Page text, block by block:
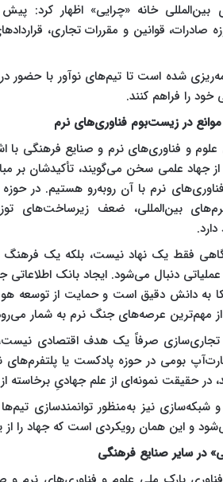
بین‌المللی خانه «چرایی» اظهار کرد:
صادرات، قوانین و مقررات تجاری،
شده است تا تیم‌های نوآور با حضور
خود را فراهم کنند.
در زیست‌بوم فناوری‌های نرم
و فناوری‌های نرم و صنایع فرهنگی با
جهاد علمی سخن می‌گویند، تأکیدشان بر
نرم با آن روبه‌رو هستیم. در
بین‌المللی، ضعف زیرساخت‌های
فقط یک نهاد نیست، بلکه یک
دنبال می‌شود. ایجاد بانک اطلاعاتی
به دانش دقیق است و حمایت از توسعه
از مهم‌ترین عرصه‌های جنگ نرم به شمار
تجاری‌سازی صرفاً یک هدف اقتصادی
بومی در حوزه پادکست یا پلتفرم‌های
در حقیقت نمونه‌ای از علم جهادیِ
نیز به‌منظور توانمندسازی تیم‌ها
و این همان رویکردی است که جهاد را از
در سایر صنایع فرهنگی